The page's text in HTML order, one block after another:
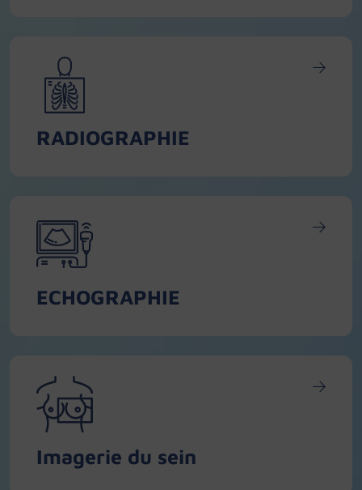
RADIOGRAPHIE
ECHOGRAPHIE
Imagerie du sein